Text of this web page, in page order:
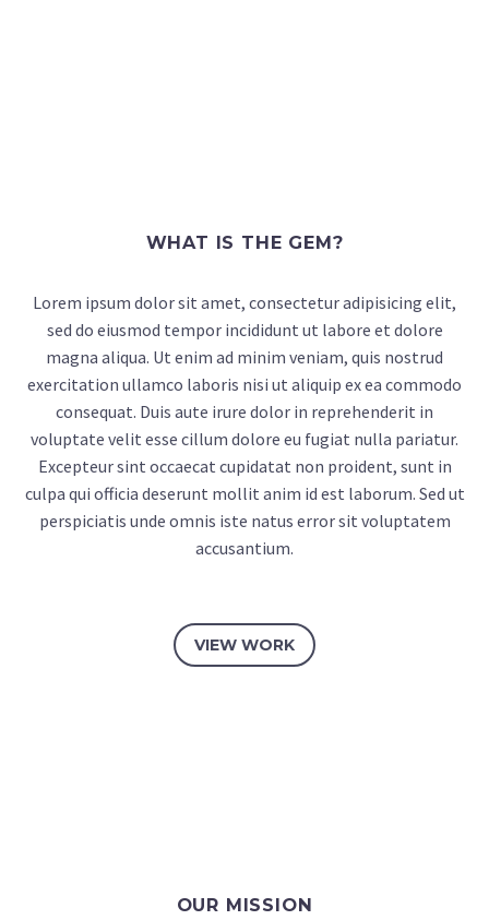
WHAT IS THE GEM?
Lorem ipsum dolor sit amet, consectetur adipisicing elit,
sed do eiusmod tempor incididunt ut labore et dolore
magna aliqua. Ut enim ad minim veniam, quis nostrud
exercitation ullamco laboris nisi ut aliquip ex ea commodo
consequat. Duis aute irure dolor in reprehenderit in
voluptate velit esse cillum dolore eu fugiat nulla pariatur.
Excepteur sint occaecat cupidatat non proident, sunt in
culpa qui officia deserunt mollit anim id est laborum. Sed ut
perspiciatis unde omnis iste natus error sit voluptatem
accusantium.
VIEW WORK
OUR MISSION